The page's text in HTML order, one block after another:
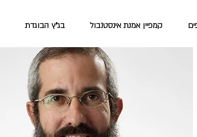
קמפיין אמנת אינסטנבול בג"ץ הבוגדת